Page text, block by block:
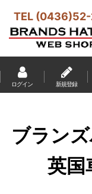
TEL
ログイン 新規登録
ブラン
英国